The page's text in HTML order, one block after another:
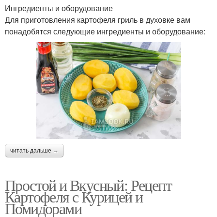
Ингредиенты и оборудование
Для приготовления картофеля гриль в духовке вам
понадобятся следующие ингредиенты и оборудование:
читать дальше →
Простой и Вкусный: Рецепт
Картофеля с Курицей и
Помидорами